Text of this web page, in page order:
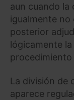
aun cuando la
igualmente no
posterior
lógicamente
procedimiento
La división de
aparece